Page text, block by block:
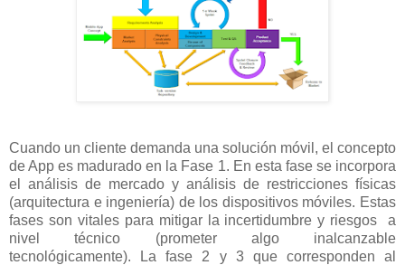
Cuando un cliente demanda una solución móvil, el concepto
de App es madurado en la Fase 1. En esta fase se incorpora
el análisis de mercado y análisis de restricciones físicas
(arquitectura e ingeniería) de los dispositivos móviles. Estas
fases son vitales para mitigar la incertidumbre y riesgos a
nivel técnico (prometer algo inalcanzable
tecnológicamente). La fase 2 y 3 que corresponden al